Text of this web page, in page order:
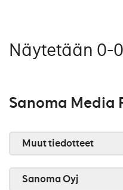
Näytetään 0-
Sanoma Media
Muut tiedotteet
Sanoma Oyj